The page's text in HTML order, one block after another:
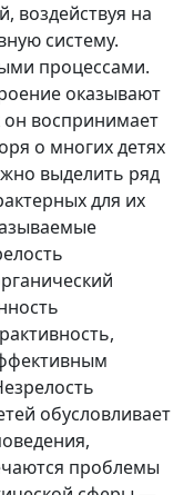
воздействуя на
систему.
процессами.
оказывают
он воспринимает
о многих детях
выделить ряд
для их
обусловливает
проблемы